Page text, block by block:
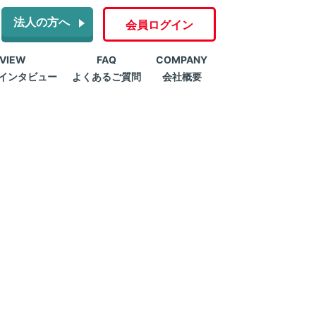
法人の方へ 会員ログイン
ンタビュー
FAQ
よくあるご質問
COMPANY
会社概要